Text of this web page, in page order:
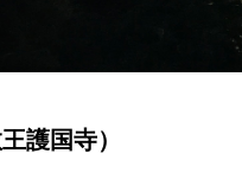
護国寺）